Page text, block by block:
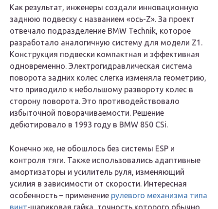
Как результат, инженеры создали инновационную
заднюю подвеску с названием «ось-Z». За проект
отвечало подразделение BMW Technik, которое
разработало аналогичную систему для модели Z1.
Конструкция подвески компактная и эффективная
одновременно. Электрогидравлическая система
поворота задних колес слегка изменяла геометрию,
что приводило к небольшому развороту колес в
сторону поворота. Это противодействовало
избыточной поворачиваемости. Решение
дебютировало в 1993 году в BMW 850 CSi.
Конечно же, не обошлось без системы ESP и
контроля тяги. Также использовались адаптивные
амортизаторы и усилитель руля, изменяющий
усилия в зависимости от скорости. Интересная
особенность – применение рулевого механизма типа